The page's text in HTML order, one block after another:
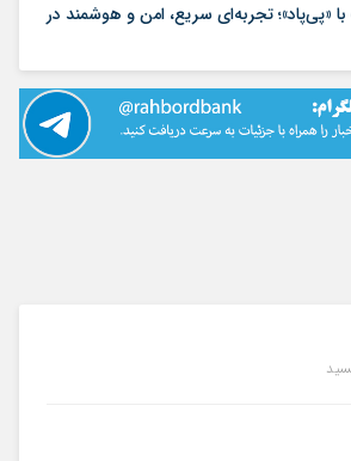
«پی‌پاد»؛ تجربه‌ای سریع، امن و هوشمند در